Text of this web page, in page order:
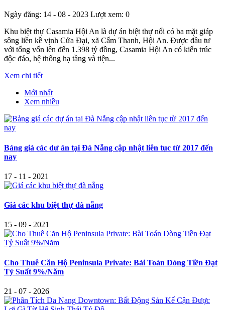
Ngày đăng: 14 - 08 - 2023 Lượt xem: 0
Khu biệt thự Casamia Hội An là dự án biệt thự nổi có ba mặt giáp
sông liền kề vịnh Cửa Đại, xã Cẩm Thanh, Hội An. Được đầu tư
với tổng vốn lên đến 1.398 tỷ đồng, Casamia Hội An có kiến trúc
độc đáo, hệ thống hạ tầng và tiện...
Xem chi tiết
Mới nhất
Xem nhiều
Bảng giá các dự án tại Đà Nẵng cập nhật liên tục từ 2017 đến
nay
17 - 11 - 2021
Giá các khu biệt thự đà nẵng
15 - 09 - 2021
Cho Thuê Căn Hộ Peninsula Private: Bài Toán Dòng Tiền Đạt
Tỷ Suất 9%/Năm
21 - 07 - 2026